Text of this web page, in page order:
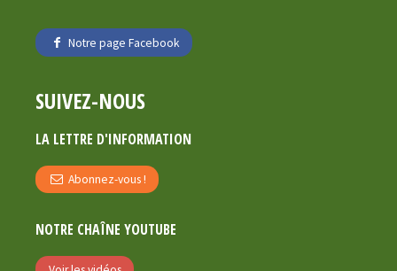
Notre page Facebook
SUIVEZ-NOUS
LA LETTRE D'INFORMATION
Abonnez-vous !
NOTRE CHAÎNE YOUTUBE